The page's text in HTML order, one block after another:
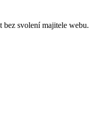
bez svolení majitele webu.